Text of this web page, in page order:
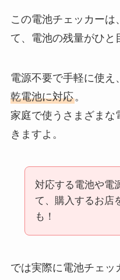
この電池チェッカーは
て、電池の残量がひと
電源不要で手軽に使え、
乾電池に対応。
家庭で使うさまざまな
きますよ。
対応する電池や電
て、購入するお店
も！
では実際に電池チェッ